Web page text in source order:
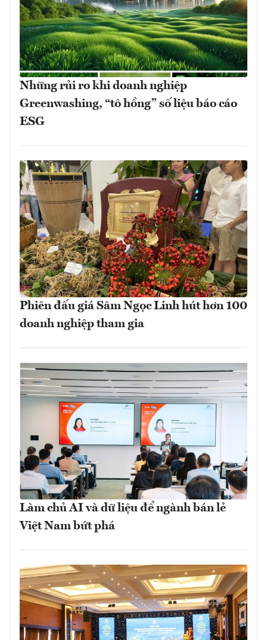
Những rủi ro khi doanh nghiệp
Greenwashing, “tô hồng” số liệu báo cáo
ESG
Phiên đấu giá Sâm Ngọc Linh hút hơn 100
doanh nghiệp tham gia
Làm chủ AI và dữ liệu để ngành bán lẻ
Việt Nam bứt phá